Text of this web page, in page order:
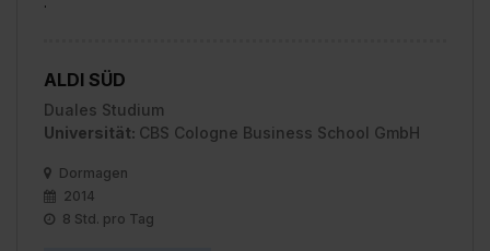
ALDI SÜD
Duales Studium
Universität: CBS Cologne Business School GmbH
Dormagen
2014
8 Std. pro Tag